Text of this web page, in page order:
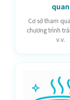
quan
Cơ sở tham
chương trình
v.v.